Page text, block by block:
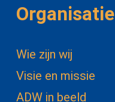
Organisatie
Wie zijn wij
Visie en missie
ADW in beeld